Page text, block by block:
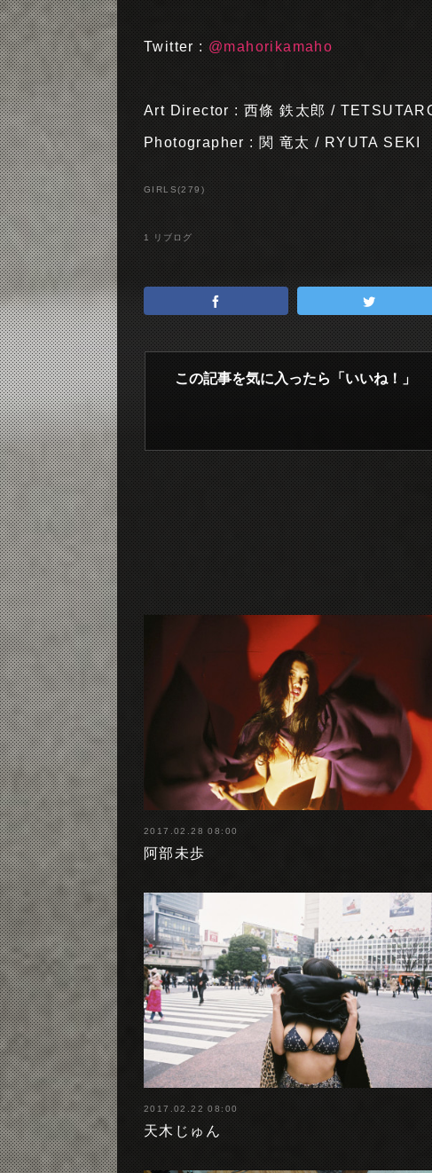
Twitter : @mahorikamaho
Art Director : 西條 鉄太郎 /
Photographer : 関 竜太 / RYUTA SEKI
GIRLS(279)
1 リブログ
2017.02.28 08:00
阿部未歩
2017.02.22 08:00
天木じゅん